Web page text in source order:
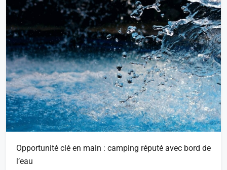
Opportunité clé en main : camping réputé avec bord de
l’eau